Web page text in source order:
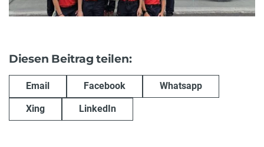
Diesen Beitrag teilen:
Email Facebook Whatsapp
Xing LinkedIn